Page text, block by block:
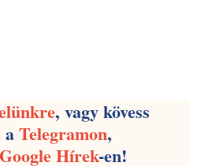
, vagy kövess
aTelegramon,
Google Hírek-en!